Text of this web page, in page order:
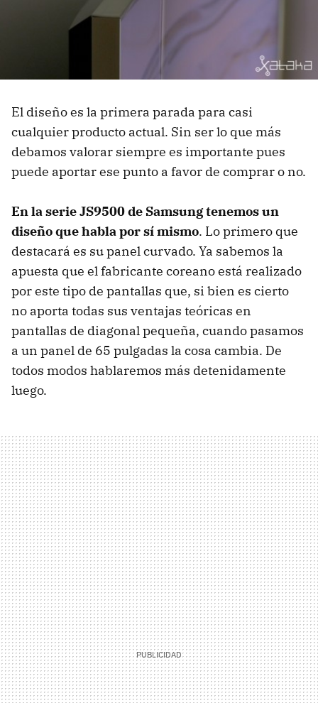
El diseño es la primera parada para casi
cualquier producto actual. Sin ser lo que más
debamos valorar siempre es importante pues
puede aportar ese punto a favor de comprar o no.
En la serie JS9500 de Samsung tenemos un
diseño que habla por sí mismo. Lo primero que
destacará es su panel curvado. Ya sabemos la
apuesta que el fabricante coreano está realizado
por este tipo de pantallas que, si bien es cierto
no aporta todas sus ventajas teóricas en
pantallas de diagonal pequeña, cuando pasamos
a un panel de 65 pulgadas la cosa cambia. De
todos modos hablaremos más detenidamente
luego.